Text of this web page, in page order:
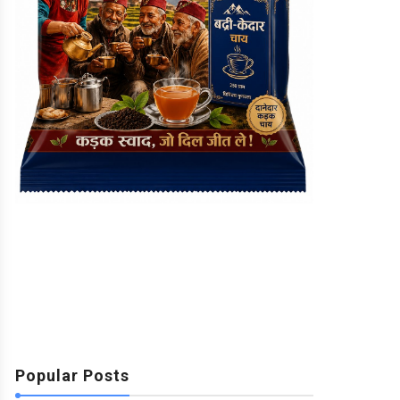
Popular Posts